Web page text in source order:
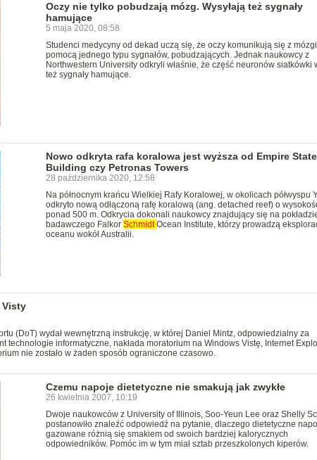
Oczy nie tylko pobudzają mózg. Wysyłają też sygnały
hamujące
5 maja 2020, 08:58
Studenci medycyny od dekad uczą się, że oczy komunikują się z
pomocą jednego typu sygnałów, pobudzających. Jednak naukowcy z
Northwestern University odkryli właśnie, że część neuronów siatkówki
też sygnały hamujące.
Nowo odkryta rafa koralowa jest wyższa od Empire State
Building czy Petronas Towers
28 października 2020, 12:58
Na północnym krańcu Wielkiej Rafy Koralowej, w okolicach półwyspu
odkryto nową odłączoną rafę koralową (ang. detached reef) o
ponad 500 m. Odkrycia dokonali naukowcy znajdujący się na
badawczego Falkor SchmidtOcean Institute, którzy prowadzą
oceanu wokół Australii.
Visty
(DoT) wydał wewnętrzną instrukcję, w której Daniel Mintz, odpowiedzialny za
technologie informatyczne, nakłada moratorium na Windows Vistę, Internet
nie zostało w żaden sposób ograniczone czasowo.
Czemu napoje dietetyczne nie smakują jak zwykłe
26 kwietnia 2007, 10:19
Dwoje naukowców z University of Illinois, Soo-Yeun Lee oraz Shelly
postanowiło znaleźć odpowiedź na pytanie, dlaczego dietetyczne
gazowane różnią się smakiem od swoich bardziej kalorycznych
odpowiedników. Pomóc im w tym miał sztab przeszkolonych kiperów.